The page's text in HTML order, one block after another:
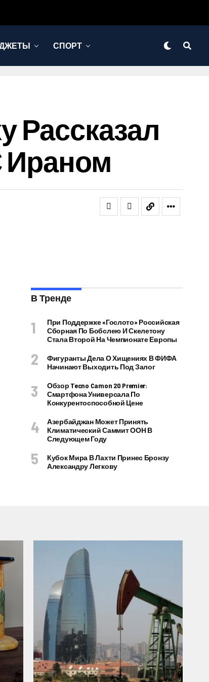
СПОРТ
Рассказал
Ираном
В Тренде
При Поддержке «Гослото» Российская
Сборная По Бобслею И Скелетону
Стала Второй На Чемпионате Европы
Фигуранты Дела О Хищениях В ФИФА
Начинают Выходить Под Залог
Обзор Tecno Camon 20 Premier:
Смартфона Универсала По
Конкурентоспособной Цене
Азербайджан Может Принять
Климатический Саммит ООН В
Следующем Году
Кубок Мира В Лахти Принес Бронзу
Александру Легкову